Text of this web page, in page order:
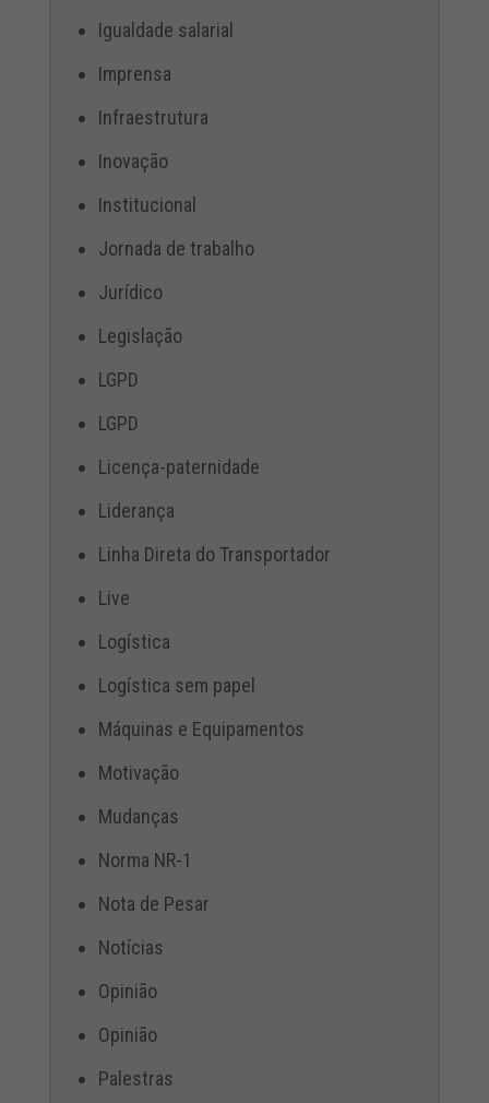
Igualdade salarial
Imprensa
Infraestrutura
Inovação
Institucional
Jornada de trabalho
Jurídico
Legislação
LGPD
LGPD
Licença-paternidade
Liderança
Linha Direta do Transportador
Live
Logística
Logística sem papel
Máquinas e Equipamentos
Motivação
Mudanças
Norma NR-1
Nota de Pesar
Notícias
Opinião
Opinião
Palestras